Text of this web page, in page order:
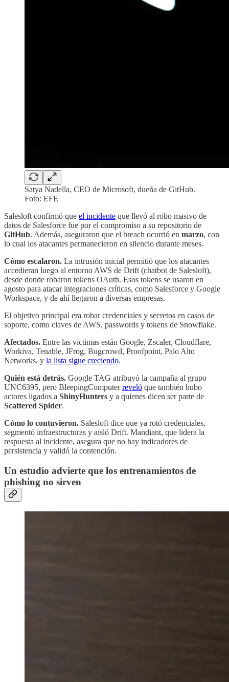
Satya Nadella, CEO de Microsoft, dueña de GitHub.
Foto: EFE
Salesloft confirmó que el incidente que llevó al robo masivo de
datos de Salesforce fue por el compromiso a su repositorio de
GitHub. Además, aseguraron que el breach ocurrió en marzo, con
lo cual los atacantes permanecieron en silencio durante meses.
Cómo escalaron. La intrusión inicial permitió que los atacantes
accedieran luego al entorno AWS de Drift (chatbot de Salesloft),
desde donde robaron tokens OAuth. Esos tokens se usaron en
agosto para atacar integraciones críticas, como Salesforce y Google
Workspace, y de ahí llegaron a diversas empresas.
El objetivo principal era robar credenciales y secretos en casos de
soporte, como claves de AWS, passwords y tokens de Snowflake.
Afectados. Entre las víctimas están Google, Zscaler, Cloudflare,
Workiva, Tenable, JFrog, Bugcrowd, Proofpoint, Palo Alto
Networks, y la lista sigue creciendo.
Quién está detrás. Google TAG atribuyó la campaña al grupo
UNC6395, pero BleepingComputerreveló que también hubo
actores ligados a ShinyHunters y a quienes dicen ser parte de
Scattered Spider.
Cómo lo contuvieron. Salesloft dice que ya rotó credenciales,
segmentó infraestructuras y aisló Drift. Mandiant, que lidera la
respuesta al incidente, asegura que no hay indicadores de
persistencia y validó la contención.
Un estudio advierte que los entrenamientos de
phishing no sirven